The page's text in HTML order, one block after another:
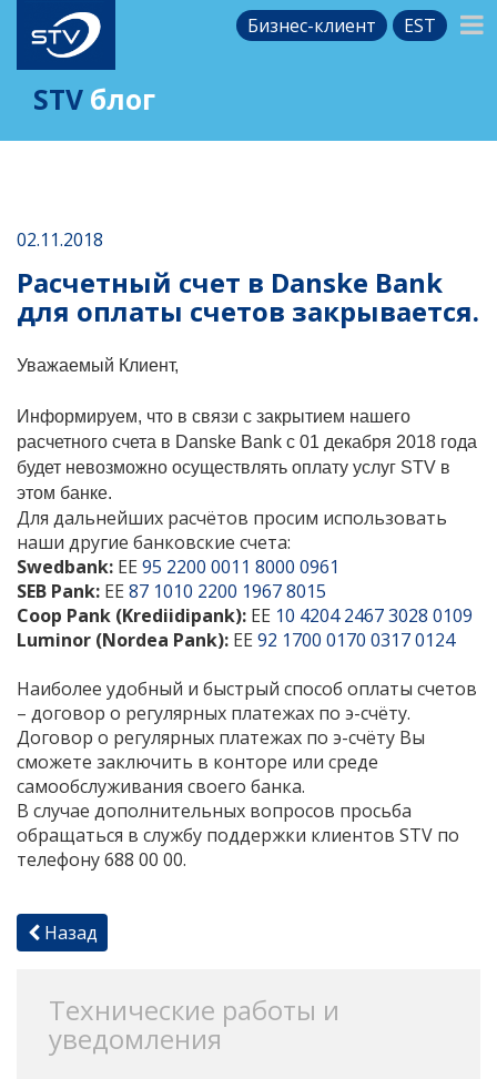
Бизнес-клиент EST
STV блог
02.11.2018
Расчетный счет в Danske Bank
для оплаты счетов закрывается.
Уважаемый Клиент,
Информируем, что в связи с закрытием нашего
расчетного счета в Danske Bank с 01 декабря 2018 года
будет невозможно осуществлять оплату услуг STV в
этом банке.
Для дальнейших расчётов просим использовать
наши другие банковские счета:
Swedbank: EE 95 2200 0011 8000 0961
SEB Pank: EE 87 1010 2200 1967 8015
Coop Pank (Krediidipank): EE 10 4204 2467 3028 0109
Luminor (Nordea Pank): EE 92 1700 0170 0317 0124
Наиболее удобный и быстрый способ оплаты счетов
– договор о регулярных платежах по э-счёту.
Договор о регулярных платежах по э-счёту Вы
сможете заключить в конторе или среде
самообслуживания своего банка.
В случае дополнительных вопросов просьба
обращаться в службу поддержки клиентов STV по
телефону 688 00 00.
Назад
Технические работы и
уведомления